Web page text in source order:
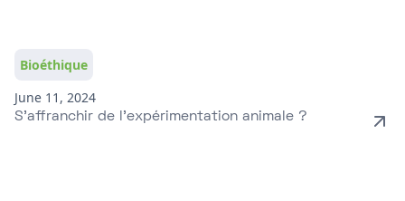
Bioéthique
June 11, 2024
S’affranchir de l’expérimentation animale ?